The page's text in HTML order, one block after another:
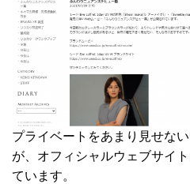
プライベートをあまり見せな
が、オフィシャルウェブサイ
ています。